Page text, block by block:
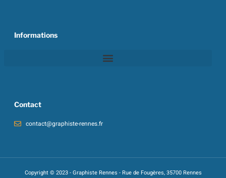
Informations
Contact
contact@graphiste-rennes.fr
Copyright © 2023 - Graphiste Rennes - Rue de Fougères, 35700 Rennes